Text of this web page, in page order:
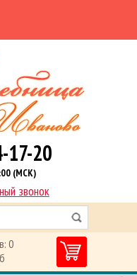
17-20
(МСК)
звонок
0